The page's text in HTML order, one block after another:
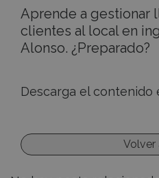
Aprende a gestionar
clientes al local en
Alonso. ¿Preparado?
Descarga el contenido
Volver